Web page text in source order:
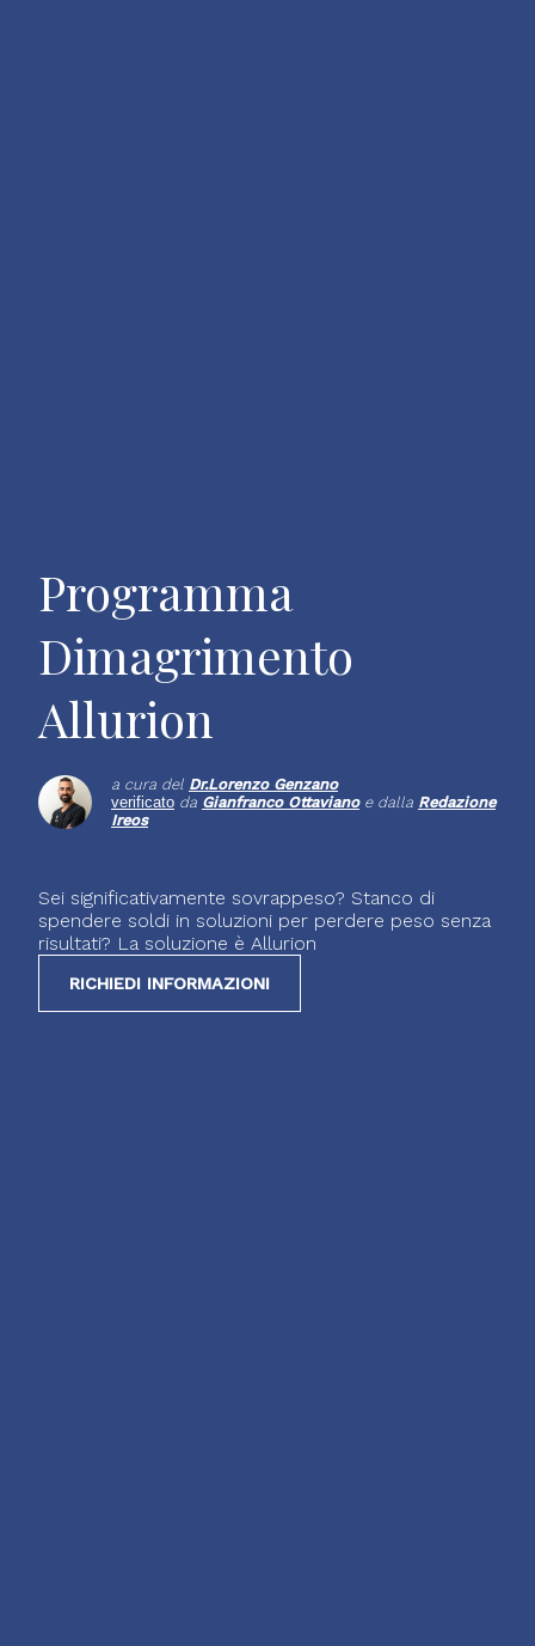
Programma
Dimagrimento
Allurion
a cura del Dr.Lorenzo Genzano
verificato da Gianfranco Ottavianoe dalla Redazione
Ireos
Sei significativamente sovrappeso? Stanco di
spendere soldi in soluzioni per perdere peso senza
risultati? La soluzione è Allurion
RICHIEDI INFORMAZIONI